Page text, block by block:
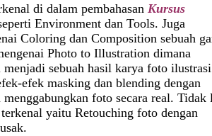
di dalam pembahasan Kursus
Environment dan Tools. Juga
Coloring dan Composition sebuah
Photo to Illustration dimana
menjadi sebuah hasil karya foto
efek masking dan blending dengan
menggabungkan foto secara real. Tidak
yaitu Retouching foto dengan